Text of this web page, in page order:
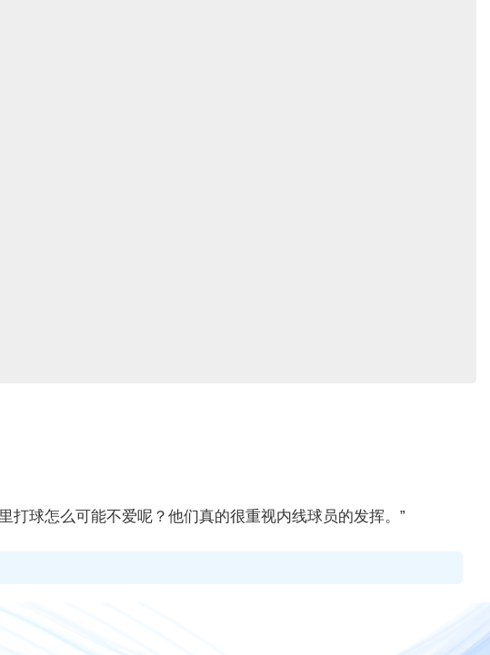
球怎么可能不爱呢？他们真的很重视内线球员的发挥。 ”